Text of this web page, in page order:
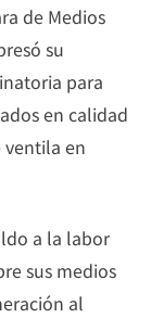
de Medios
su
para
en calidad
ventila en
a la labor
sus medios
al